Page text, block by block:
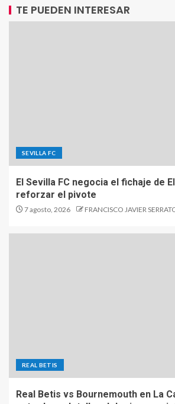
TE PUEDEN INTERESAR
SEVILLA FC
El Sevilla FC negocia el fichaje de
reforzar el pivote
7 agosto, 2026 FRANCISCO JAVIER
REAL BETIS
Real Betis vs Bournemouth en La